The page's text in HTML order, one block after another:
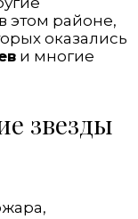
этом районе,
оказались
и многие
звезды